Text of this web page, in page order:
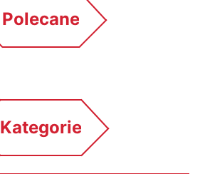
Polecane
Kategorie